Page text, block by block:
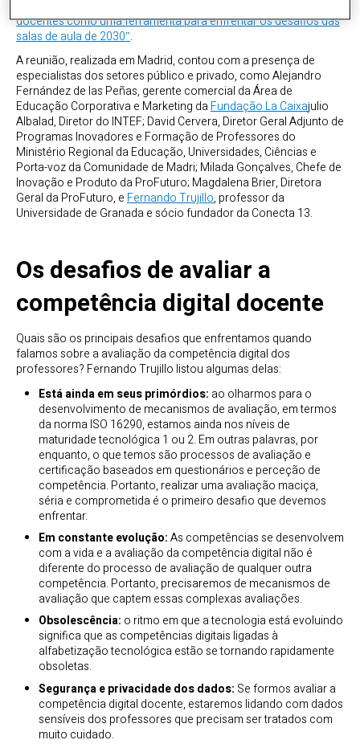
docentes como uma ferramenta para enfrentar os desafios das
salas de aula de 2030″.
A reunião, realizada em Madrid, contou com a presença de
especialistas dos setores público e privado, como Alejandro
Fernández de las Peñas, gerente comercial da Área de
Educação Corporativa e Marketing da Fundação La Caixajulio
Albalad, Diretor do INTEF; David Cervera, Diretor Geral Adjunto de
Programas Inovadores e Formação de Professores do
Ministério Regional da Educação, Universidades, Ciências e
Porta-voz da Comunidade de Madri; Milada Gonçalves, Chefe de
Inovação e Produto da ProFuturo; Magdalena Brier, Diretora
Geral da ProFuturo, e Fernando Trujillo, professor da
Universidade de Granada e sócio fundador da Conecta 13.
Os desafios de avaliar a
competência digital docente
Quais são os principais desafios que enfrentamos quando
falamos sobre a avaliação da competência digital dos
professores? Fernando Trujillo listou algumas delas:
Está ainda em seus primórdios: ao olharmos para o
desenvolvimento de mecanismos de avaliação, em termos
da norma ISO 16290, estamos ainda nos níveis de
maturidade tecnológica 1 ou 2. Em outras palavras, por
enquanto, o que temos são processos de avaliação e
certificação baseados em questionários e perceção de
competência. Portanto, realizar uma avaliação maciça,
séria e comprometida é o primeiro desafio que devemos
enfrentar.
Em constante evolução:As competências se desenvolvem
com a vida e a avaliação da competência digital não é
diferente do processo de avaliação de qualquer outra
competência. Portanto, precisaremos de mecanismos de
avaliação que captem essas complexas avaliações.
Obsolescência: o ritmo em que a tecnologia está evoluindo
significa que as competências digitais ligadas à
alfabetização tecnológica estão se tornando rapidamente
obsoletas.
Segurança e privacidade dos dados: Se formos avaliar a
competência digital docente, estaremos lidando com dados
sensíveis dos professores que precisam ser tratados com
muito cuidado.